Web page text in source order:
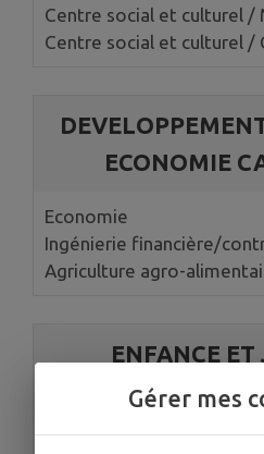
Centre social et culturel /
Centre social et culturel /
ECONOMIE
Economie
Ingénierie financière/
Agriculture agro-
ENFANCE ET
Gérer mes